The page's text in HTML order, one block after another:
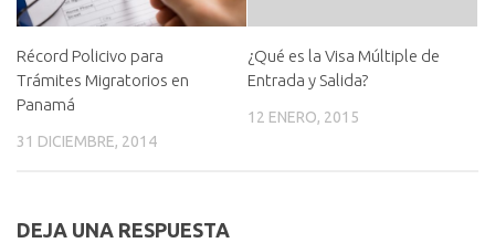
Récord Policivo para
Trámites Migratorios en
Panamá
31 DICIEMBRE, 2014
¿Qué es la Visa Múltiple de
Entrada y Salida?
12 ENERO, 2015
DEJA UNA RESPUESTA